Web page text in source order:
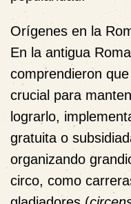
Orígenes en la
En la antigua
comprendieron
crucial para
lograrlo,
gratuita o
organizando
circo, como